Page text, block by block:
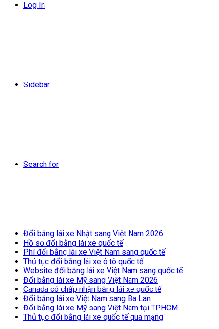
Log In
Sidebar
Search for
Đổi bằng lái xe Nhật sang Việt Nam 2026
Hồ sơ đổi bằng lái xe quốc tế
Phí đổi bằng lái xe Việt Nam sang quốc tế
Thủ tục đổi bằng lái xe ô tô quốc tế
Website đổi bằng lái xe Việt Nam sang quốc tế
Đổi bằng lái xe Mỹ sang Việt Nam 2026
Canada có chấp nhận bằng lái xe quốc tế
Đổi bằng lái xe Việt Nam sang Ba Lan
Đổi bằng lái xe Mỹ sang Việt Nam tại TPHCM
Thủ tục đổi bằng lái xe quốc tế qua mạng